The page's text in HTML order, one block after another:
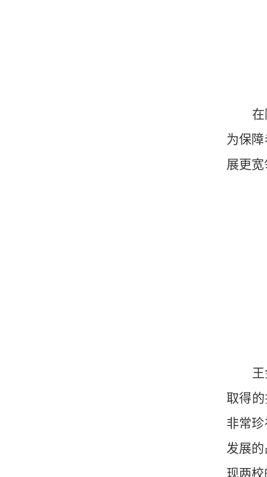
为保
展更宽
取得
非常
发展
现两校